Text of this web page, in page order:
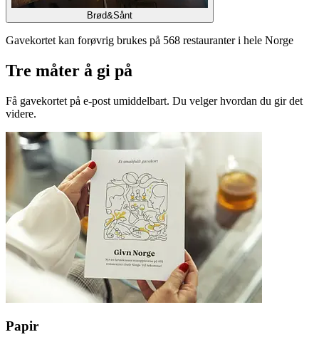
Brød&Sånt
Gavekortet kan forøvrig brukes på 568 restauranter i hele Norge
Tre måter å gi på
Få gavekortet på e-post umiddelbart. Du velger hvordan du gir det
videre.
Papir